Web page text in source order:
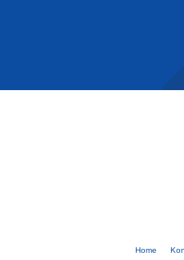
Home